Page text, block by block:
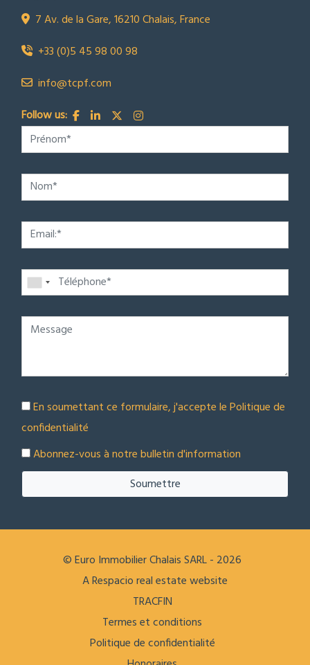
7 Av. de la Gare, 16210 Chalais, France
+33 (0)5 45 98 00 98
info@tcpf.com
Follow us:
En soumettant ce formulaire, j'accepte lePolitique de
confidentialité
Abonnez-vous à notre bulletin d'information
Soumettre
© Euro Immobilier Chalais SARL - 2026
A Respacio real estate website
TRACFIN
Termes et conditions
Politique de confidentialité